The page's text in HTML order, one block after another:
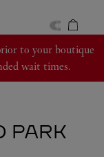
to your boutique
wait times.
PARK